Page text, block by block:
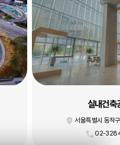
실내건축
서울특별시 동작
02-